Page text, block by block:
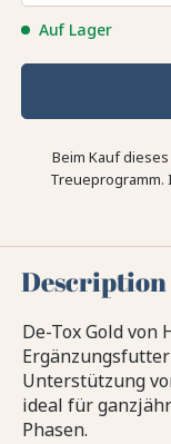
Auf Lager
Beim Kauf
Treueprogramm.
Description
De-Tox Gold
Unterstützung
ideal für
Phasen.